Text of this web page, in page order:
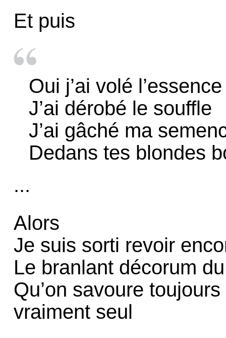
Et puis
Oui j’ai volé l’essence
J’ai dérobé le souffle
J’ai gâché ma
Dedans tes blondes
...
Alors
Je suis sorti revoir
Le branlant décorum
Qu’on savoure
vraiment seul